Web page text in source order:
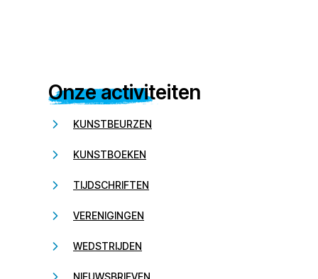
Onze activiteiten
KUNSTBEURZEN
KUNSTBOEKEN
TIJDSCHRIFTEN
VERENIGINGEN
WEDSTRIJDEN
NIEUWSBRIEVEN